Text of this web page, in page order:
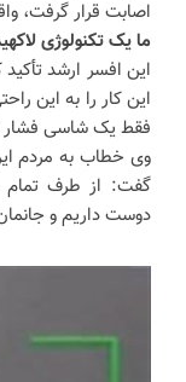
اصابت قرار گرفت،
ما یک تکنولوژی
این افسر ارشد
این کار را به این
فقط یک شاسی فشار
وی خطاب به مردم
گفت: از طرف تمام
دوست داریم و